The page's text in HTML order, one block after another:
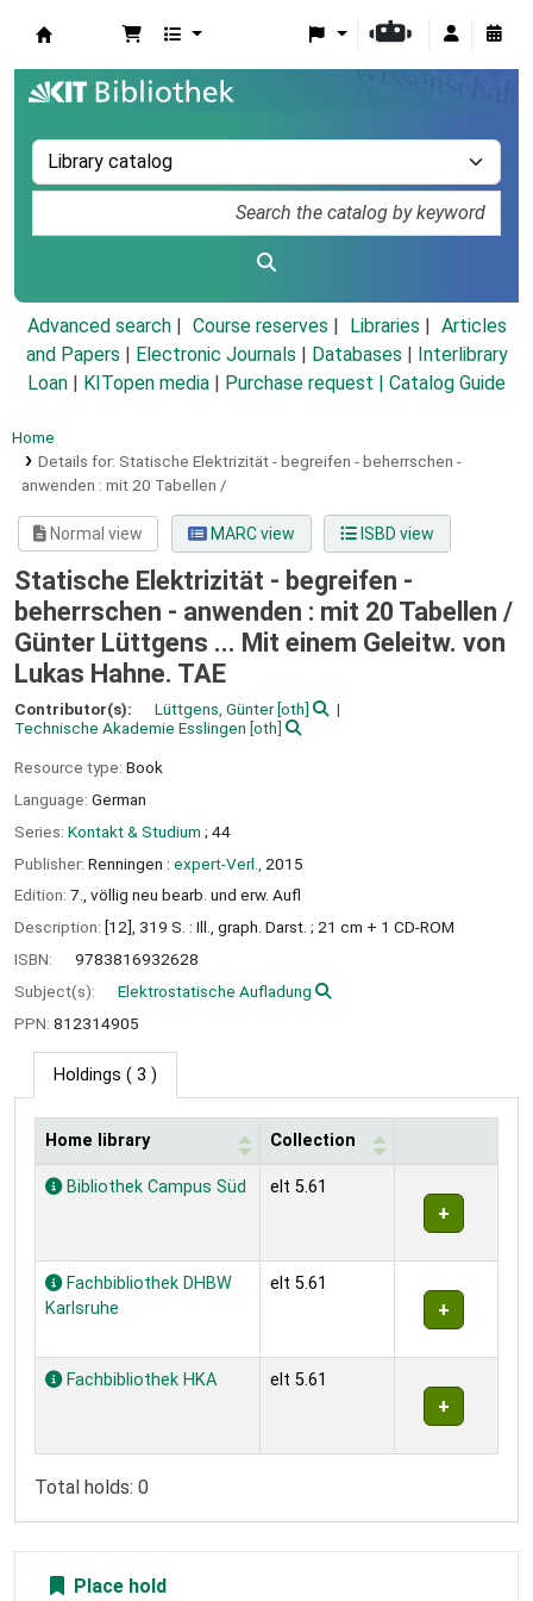
Advanced search Course reserves Libraries
Articles
and Papers
Electronic Journals Databases
Interlibrary
Loan
KITopen media Purchase request | Catalog Guide
Home
Details for: Statische Elektrizität - begreifen - beherrschen -
anwenden : mit 20 Tabellen /
Normal view MARC view ISBD view
Statische Elektrizität - begreifen -
beherrschen - anwenden : mit 20 Tabellen /
Günter Lüttgens ... Mit einem Geleitw. von
Lukas Hahne. TAE
Contributor(s): Lüttgens, Günter[oth]
Technische Akademie Esslingen [oth]
Resource type: Book
Language: German
Series: Kontakt & Studium ; 44
Publisher: Renningen : expert-Verl.,
2015
Edition: 7., völlig neu bearb. und erw. Aufl
Description: [12], 319 S. : Ill., graph. Darst. ; 21 cm + 1 CD-ROM
ISBN:
9783816932628
Subject(s):
Elektrostatische Aufladung
PPN: 812314905
Holdings ( 3 )
Holdings
Home library Collection
Bibliothek Campus Süd elt 5.61
Fachbibliothek DHBW
Karlsruhe
elt 5.61
Fachbibliothek HKA elt 5.61
Total holds: 0
Place hold